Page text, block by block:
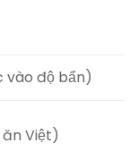
vào độ bẩn)
ăn Việt)